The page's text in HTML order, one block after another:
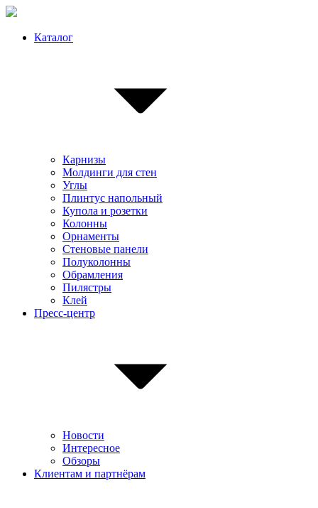
Каталог
Карнизы
Молдинги для стен
Углы
Плинтус напольный
Купола и розетки
Колонны
Орнаменты
Стеновые панели
Полуколонны
Обрамления
Пилястры
Клей
Пресс-центр
Новости
Интересное
Обзоры
Клиентам и партнёрам